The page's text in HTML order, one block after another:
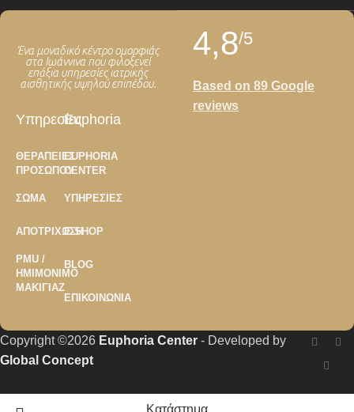
Ένα μοναδικό κέντρο ομορφιάς
στα Ιωάννινα που φιλοξενεί
επάξια υπηρεσίες ιατρικής
αισθητικής υψηλού επιπέδου.
Υπηρεσίες
ΘΕΡΑΠΕΊΕΣ
ΠΡΟΣΏΠΟΥ
ΣΏΜΑ
ΑΠΟΤΡΊΧΩΣΗ
PMU /
ΗΜΙΜΌΝΙΜΟ
ΜΑΚΙΓΙΆΖ
Euphoria
EUPHORIA
CENTER
ΥΠΗΡΕΣΊΕΣ
E-SHOP
BLOG
ΕΠΙΚΟΙΝΩΝΊΑ
4,8/5
Based on 89 Google
reviews
Copyright ©2026 Euphoria Center - Developed by
Global Concept
Κατάστημα